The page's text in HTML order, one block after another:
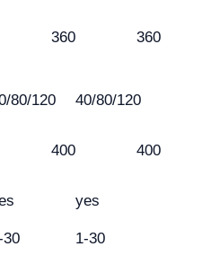
360 360
80/120 40/80/120
400 400
yes
30
1-30